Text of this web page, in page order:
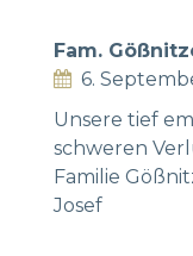
Fam.
6.
Unsere tief
schweren
Familie
Josef